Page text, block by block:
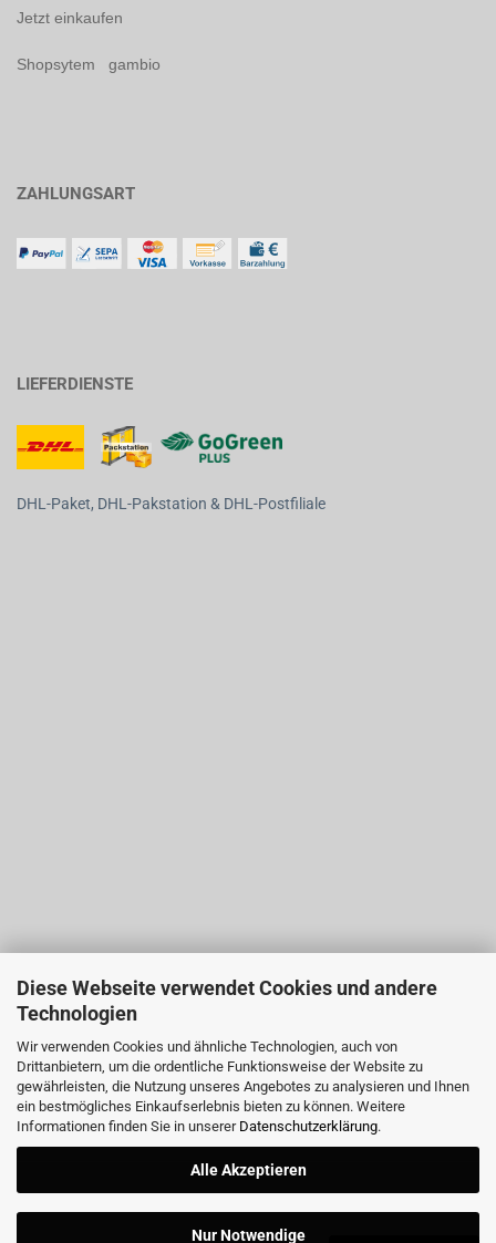
Diese Webseite verwendet Cookies und andere
Technologien
Wir verwenden Cookies und ähnliche Technologien, auch von
Drittanbietern, um die ordentliche Funktionsweise der Website zu
gewährleisten, die Nutzung unseres Angebotes zu analysieren und Ihnen
ein bestmögliches Einkaufserlebnis bieten zu können. Weitere
Informationen finden Sie in unserer Datenschutzerklärung.
Alle Akzeptieren
Nur Notwendige
Jetzt einkaufen
Shopsytem gambio
ZAHLUNGSART
LIEFERDIENSTE
DHL-Paket, DHL-Pakstation & DHL-Postfiliale